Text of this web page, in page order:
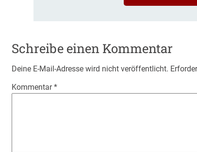
Schreibe einen Kommentar
Deine E-Mail-Adresse wird nicht veröffentlicht.
Kommentar*